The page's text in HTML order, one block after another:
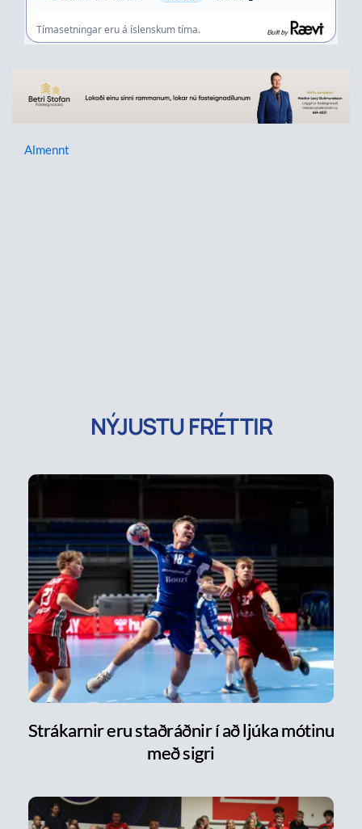
Almennt
NÝJUSTU FRÉTTIR
Strákarnir eru staðráðnir í að ljúka mótinu
með sigri